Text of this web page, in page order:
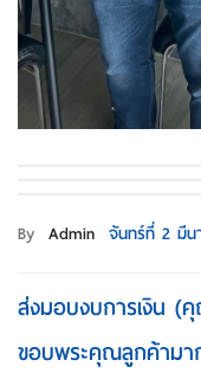
By Admin จันทร์ที่ 2 มีน
ส่งมอบงบการเงิน (
ขอบพระคุณลูกค้ามา